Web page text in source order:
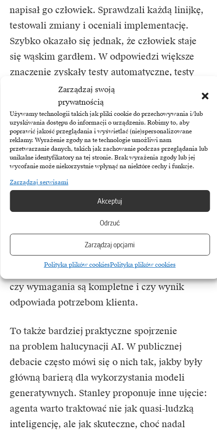
Zarządzaj swoją
prywatnością
Używamy technologii takich jak pliki cookie do przechowywania i/lub
uzyskiwania dostępu do informacji o urządzeniu. Robimy to, aby
poprawić jakość przeglądania i wyświetlać (nie)spersonalizowane
reklamy. Wyrażenie zgody na te technologie umożliwi nam
przetwarzanie danych, takich jak zachowanie podczas przeglądania lub
unikalne identyfikatory na tej stronie. Brak wyrażenia zgody lub jej
wycofanie może niekorzystnie wpłynąć na niektóre cechy i funkcje.
Zarządzaj serwisami
Akceptuj
Odrzuć
Zarządzaj opcjami
Polityka plików cookiesPolityka plików cookies
napisał go człowiek. Sprawdzali każdą linijkę,
testowali zmiany i oceniali implementację.
Szybko okazało się jednak, że człowiek staje
się wąskim gardłem. W odpowiedzi większe
znaczenie zyskały testy automatyczne, testy
end-to-end, statyczna analiza kodu,
informacje zwrotne z kompilatora i techniki,
w których jeden model ocenia pracę drugiego.
To podejście, określane jako „LLM jako
sędzia”, pokazuje nowy model kontroli. Jeden
agent generuje kod, a inny, z odmiennym
kontekstem, sprawdza, czy wynik spełnia
wymagania specyfikacji. Człowiek nadal jest
obecny w procesie, ale jego rola przesuwa się
z ręcznego analizowania każdej linijki
na ocenę tego, czy system buduje właściwe
rozwiązanie, czy testy są sensowne,
czy wymagania są kompletne i czy wynik
odpowiada potrzebom klienta.
To także bardziej praktyczne spojrzenie
na problem halucynacji AI. W publicznej
debacie często mówi się o nich tak, jakby były
główną barierą dla wykorzystania modeli
generatywnych. Stanley proponuje inne ujęcie:
agenta warto traktować nie jak quasi-ludzką
inteligencję, ale jak skuteczne, choć nadal